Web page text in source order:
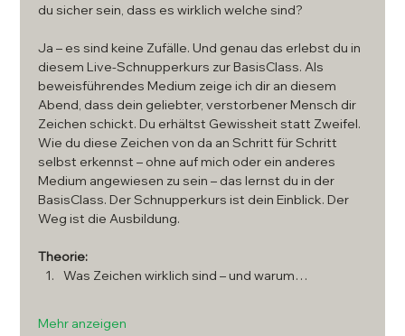
du sicher sein, dass es wirklich welche sind?
Ja – es sind keine Zufälle. Und genau das erlebst du in
diesem Live-Schnupperkurs zur BasisClass. Als
beweisführendes Medium zeige ich dir an diesem
Abend, dass dein geliebter, verstorbener Mensch dir
Zeichen schickt. Du erhältst Gewissheit statt Zweifel.
Wie du diese Zeichen von da an Schritt für Schritt
selbst erkennst – ohne auf mich oder ein anderes
Medium angewiesen zu sein – das lernst du in der
BasisClass. Der Schnupperkurs ist dein Einblick. Der
Weg ist die Ausbildung.
Theorie:
Was Zeichen wirklich sind – und warum…
Mehr anzeigen